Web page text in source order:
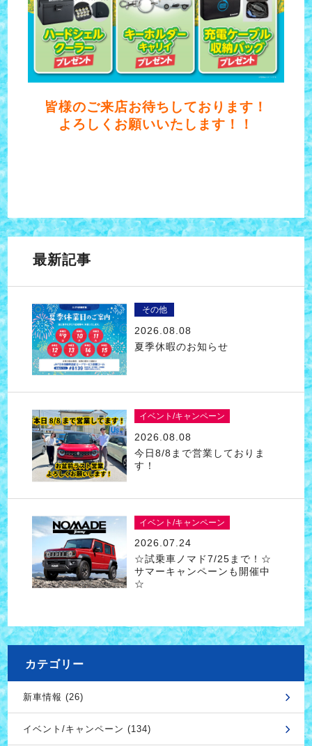
皆様のご来店お待ちしております！
よろしくお願いいたします！！
最新記事
その他
2026.08.08
夏季休暇のお知らせ
イベント/キャンペーン
2026.08.08
今日8/8まで営業しておりま
す！
イベント/キャンペーン
2026.07.24
☆試乗車ノマド7/25まで！☆
サマーキャンペーンも開催中
☆
カテゴリー
新車情報 (26)
イベント/キャンペーン (134)